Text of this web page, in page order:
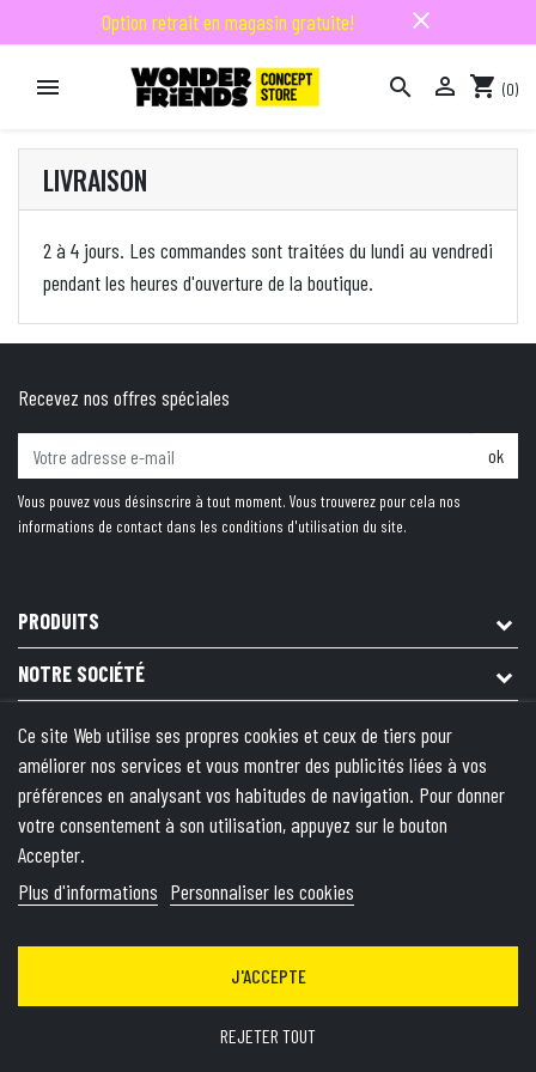
Option retrait en magasin gratuite! close


  shopping_cart (0)
LIVRAISON
2 à 4 jours. Les commandes sont traitées du lundi au vendredi
pendant les heures d'ouverture de la boutique.
Recevez nos offres spéciales
ok
Vous pouvez vous désinscrire à tout moment. Vous trouverez pour cela nos
informations de contact dans les conditions d'utilisation du site.
PRODUITS
NOTRE SOCIÉTÉ
VOTRE COMPTE
INFORMATIONS
Ce site Web utilise ses propres cookies et ceux de tiers pour
améliorer nos services et vous montrer des publicités liées à vos
préférences en analysant vos habitudes de navigation. Pour donner
votre consentement à son utilisation, appuyez sur le bouton
Accepter.
Plus d'informations Personnaliser les cookies
REJETER TOUT
J'ACCEPTE
© 2026 - Theme by Wepika- This site is protected by reCAPTCHA
and the Google